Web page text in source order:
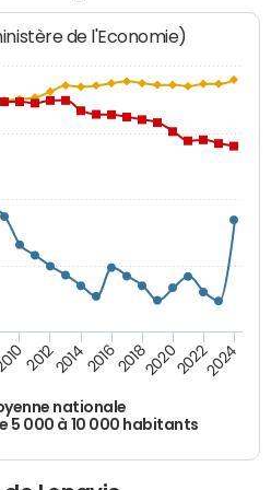
de l'Economie)
nationale
5 000 à 10 000 habitants
2012201420162018202020222024